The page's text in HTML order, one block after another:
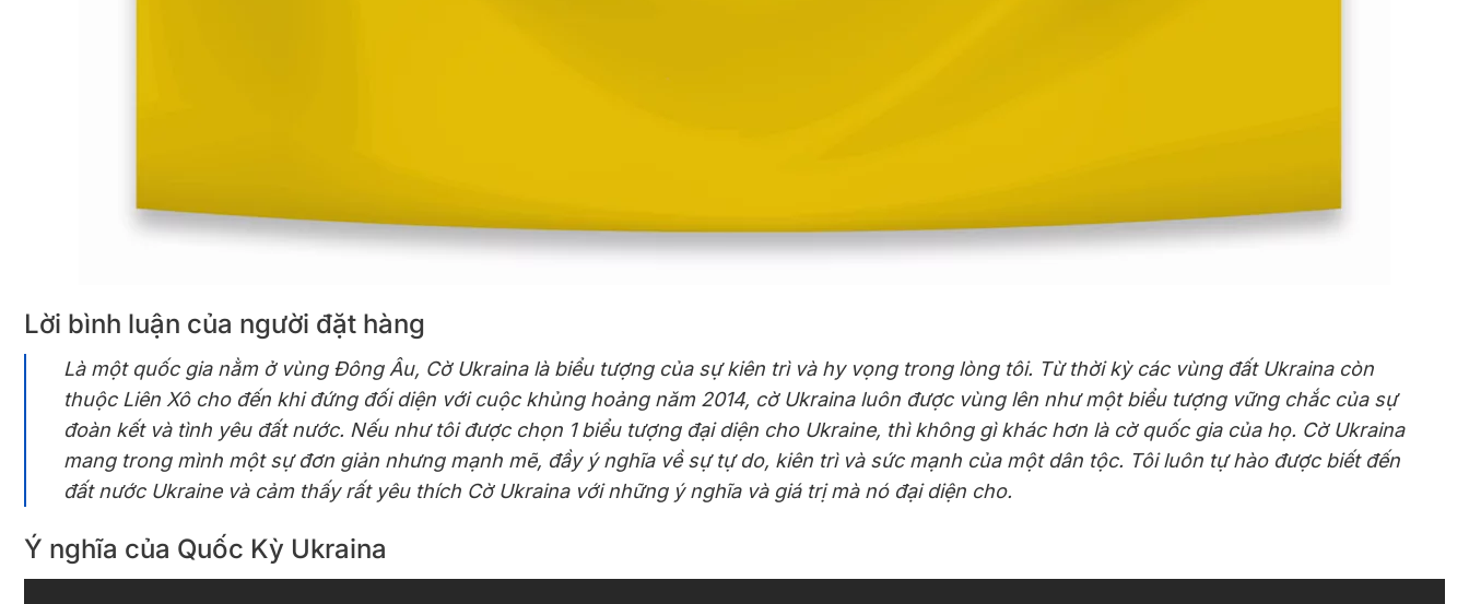
Lời bình luận của người đặt hàng
Là một quốc gia nằm ở vùng Đông Âu, Cờ Ukraina là biểu tượng của sự kiên trì và hy vọng trong lòng tôi. Từ thời kỳ các vùng đất Ukraina còn
thuộc Liên Xô cho đến khi đứng đối diện với cuộc khủng hoảng năm 2014, cờ Ukraina luôn được vùng lên như một biểu tượng vững chắc của sự
đoàn kết và tình yêu đất nước. Nếu như tôi được chọn 1 biểu tượng đại diện cho Ukraine, thì không gì khác hơn là cờ quốc gia của họ. Cờ Ukraina
mang trong mình một sự đơn giản nhưng mạnh mẽ, đầy ý nghĩa về sự tự do, kiên trì và sức mạnh của một dân tộc. Tôi luôn tự hào được biết đến
đất nước Ukraine và cảm thấy rất yêu thích Cờ Ukraina với những ý nghĩa và giá trị mà nó đại diện cho.
Ý nghĩa của Quốc Kỳ Ukraina